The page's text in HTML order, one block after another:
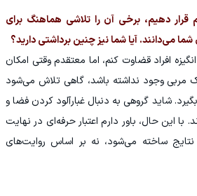
قرار دهیم، برخی آن را تلاشی هماهنگ برای
می‌دانند. آیا شما نیز چنین برداشتی دارید؟
افراد قضاوت کنم، اما معتقدم وقتی امکان
مربی وجود نداشته باشد، گاهی تلاش می‌شود
شاید گروهی به دنبال غبارآلود کردن فضا و
این حال، باور دارم اعتبار حرفه‌ای در نهایت
ساخته می‌شود، نه بر اساس روایت‌های